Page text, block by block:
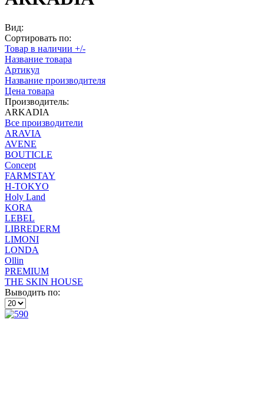
Вид:
Сортировать по:
Товар в наличии +/-
Название товара
Артикул
Название производителя
Цена товара
Производитель:
ARKADIA
Все производители
ARAVIA
AVENE
BOUTICLE
Concept
FARMSTAY
H-TOKYO
Holy Land
KORA
LEBEL
LIBREDERM
LIMONI
LONDA
Ollin
PREMIUM
THE SKIN HOUSE
Выводить по: